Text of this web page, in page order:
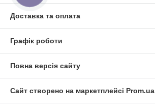
Доставка та оплата
Графік роботи
Повна версія сайту
Сайт створено на маркетплейсі Prom.ua